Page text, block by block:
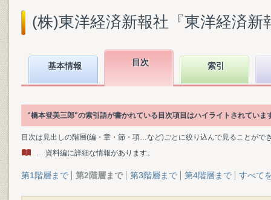
(株)東洋経済新報社『東洋経済新
基本情報 目次 索引
"橋本登美三郎"の索引語が書かれている目次項目はハイライトされていま
目次は見出しの階層(編・章・節・項…など)ごとに絞り込んで見ることがで
… 資料編に詳細な情報があります。
第1階層まで 第2階層まで 第3階層まで 第4階層まで すべて